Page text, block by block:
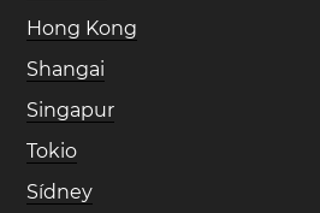
Hong Kong
Shangai
Singapur
Tokio
Sídney